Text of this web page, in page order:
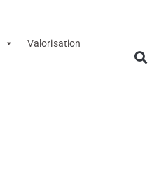
Valorisation